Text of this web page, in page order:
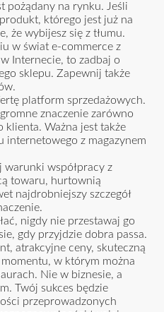
pożądany na rynku. Jeśli
którego jest już na
że wybijesz się z tłumu.
w świat e-commerce z
Internecie, to zadbaj o
sklepu. Zapewnij także
platform sprzedażowych.
znaczenie zarówno
klienta. Ważna jest także
internetowego z magazynem
warunki współpracy z
towaru, hurtownią
najdrobniejszy szczegół
nigdy nie przestawaj go
gdy przyjdzie dobra passa.
atrakcyjne ceny, skuteczną
w którym można
Nie w biznesie, a
Twój sukces będzie
przeprowadzonych